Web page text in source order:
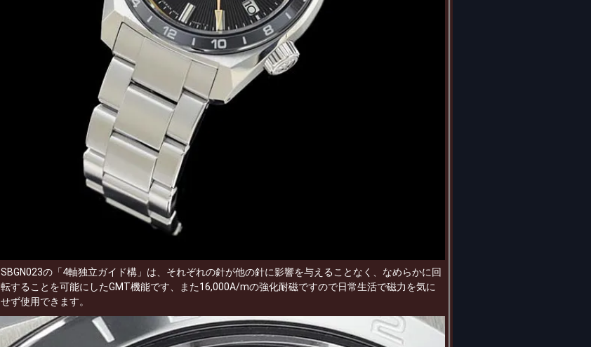
SBGN023の「4軸独立ガイド構」は、それぞれの針が他の針に影響を与えることなく、なめらかに回
転することを可能にしたGMT機能です、また16,000A/mの強化耐磁ですので日常生活で磁力を気に
せず使用できます。